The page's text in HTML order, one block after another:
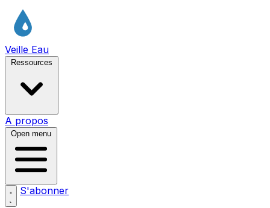
Veille Eau
Ressources
A propos
Open menu
S'abonner